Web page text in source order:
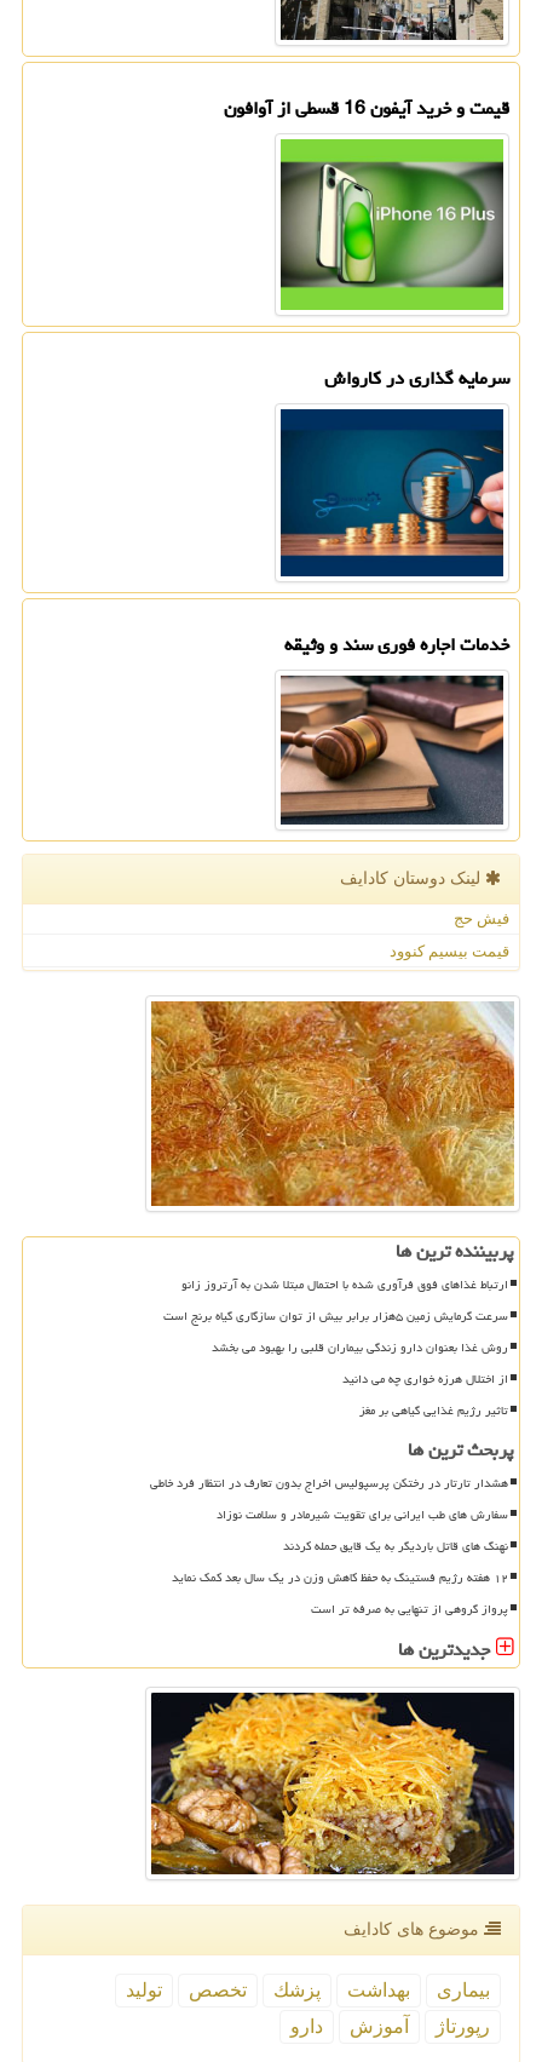
قیمت و خرید آیفون 16 قسطی از آوافون
سرمایه گذاری در کارواش
خدمات اجاره فوری سند و وثیقه
لینک دوستان كادایف
فیش حج
قیمت بیسیم کنوود
پربیننده ترین ها
ارتباط غذاهای فوق فرآوری شده با احتمال مبتلا شدن به آرتروز زانو
سرعت گرمایش زمین ۵هزار برابر بیش از توان سازگاری گیاه برنج است
روش غذا بعنوان دارو زندگی بیماران قلبی را بهبود می بخشد
از اختلال هرزه خواری چه می دانید
تاثیر رژیم غذایی گیاهی بر مغز
پربحث ترین ها
هشدار تارتار در رختکن پرسپولیس اخراج بدون تعارف در انتظار فرد خاطی
سفارش های طب ایرانی برای تقویت شیرمادر و سلامت نوزاد
نهنگ های قاتل باردیگر به یک قایق حمله کردند
۱۲ هفته رژیم فستینگ به حفظ کاهش وزن در یک سال بعد کمک نماید
پرواز گروهی از تنهایی به صرفه تر است
جدیدترین ها
موضوع های كادایف
بیماری بهداشت پزشك تخصص
تولید
رپورتاژ
آموزش دارو